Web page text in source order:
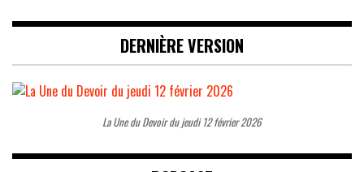
DERNIÈRE VERSION
La Une du Devoir du jeudi 12 février 2026